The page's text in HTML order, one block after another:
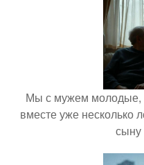
Мы с мужем молодые,
вместе уже несколько
сыну